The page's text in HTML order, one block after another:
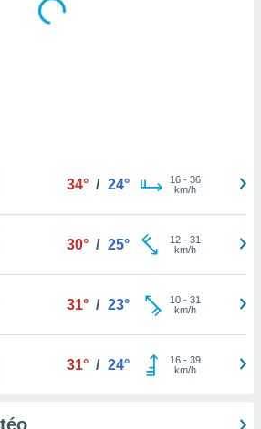
34° / 24° 16- 36
km/h
30° / 25° 12- 31
km/h
31° / 23° 10- 31
km/h
31° / 24° 16- 39
km/h